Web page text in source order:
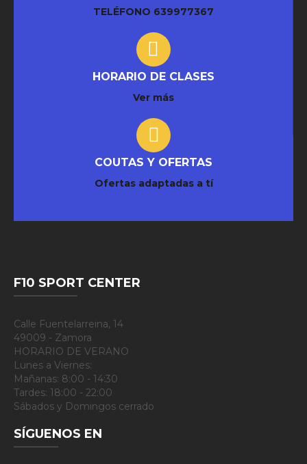
TELÉFONO 639977367
HORARIO DE CLASES
Ver más
COUTAS Y OFERTAS
Ofertas adaptadas a tí
F10 SPORT CENTER
Calle Fuentelarreina, 14
49009 - Zamora
HORARIO DE VERANO
Lunes a Viernes:
Mañanas: 8:00 - 14:30
Tardes: 18:00 - 22:00
Sábados y Domingos cerrado
SÍGUENOS EN